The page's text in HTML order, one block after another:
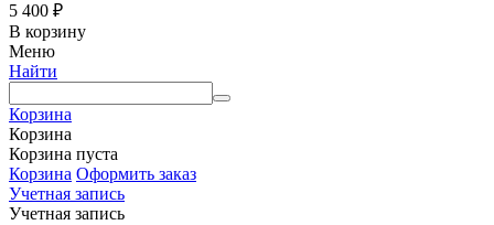
5 400 ₽
В корзину
Меню
Найти
Корзина
Корзина
Корзина пуста
Корзина Оформить заказ
Учетная запись
Учетная запись